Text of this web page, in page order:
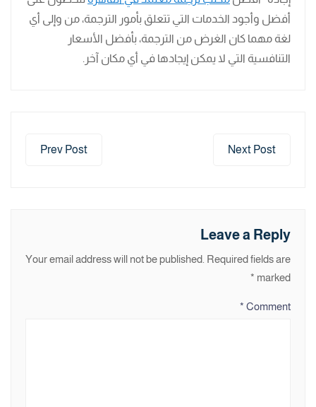
أفضل وأجود الخدمات التي تتعلق بأمور الترجمة، من وإلى أي
لغة مهما كان الغرض من الترجمة، بأفضل الأسعار
التنافسية التي لا يمكن إيجادها في أي مكان آخر.
Prev Post Next Post
Leave a Reply
Your email address will not be published. Required fields are
marked
*
Comment
*